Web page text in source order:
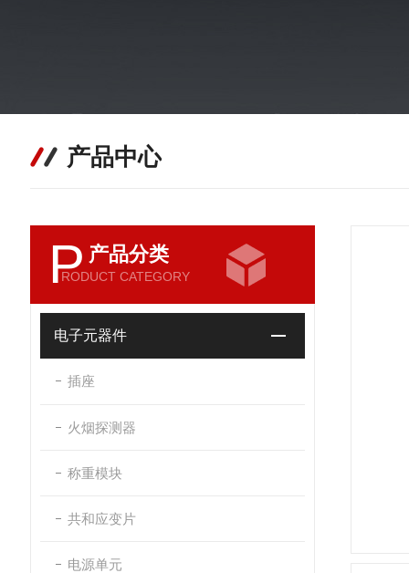
产品中心
P 产品分类
RODUCT CATEGORY
电子元器件
插座
火烟探测器
称重模块
共和应变片
电源单元